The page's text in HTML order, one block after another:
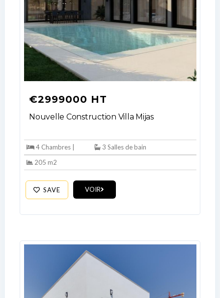
€2999000 HT
Nouvelle Construction Villa Mijas
4 Chambres |
3 Salles de bain
205 m2
SAVE VOIR